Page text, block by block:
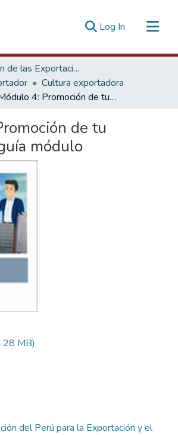
Log In (current)
Promoción de las Exportaciones
Cultura exportadora
Módulo 4: Promoción de tu producto - guía módulo
de tu
módulo
MB)
del Perú para la Exportación y el